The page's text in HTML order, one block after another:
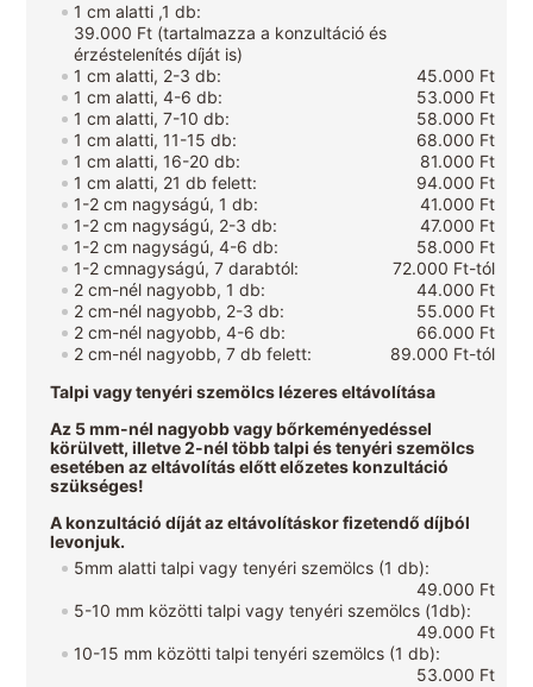
1 cm alatti ,1 db:
39.000 Ft (tartalmazza a konzultáció és
érzéstelenítés díját is)
1 cm alatti, 2-3 db:
45.000 Ft
1 cm alatti, 4-6 db:
53.000 Ft
1 cm alatti, 7-10 db:
58.000 Ft
1 cm alatti, 11-15 db:
68.000 Ft
1 cm alatti, 16-20 db:
81.000 Ft
1 cm alatti, 21 db felett:
94.000 Ft
1-2 cm nagyságú, 1 db:
41.000 Ft
1-2 cm nagyságú, 2-3 db:
47.000 Ft
1-2 cm nagyságú, 4-6 db:
58.000 Ft
1-2 cmnagyságú, 7 darabtól:
72.000 Ft-tól
2 cm-nél nagyobb, 1 db:
44.000 Ft
2 cm-nél nagyobb, 2-3 db:
55.000 Ft
2 cm-nél nagyobb, 4-6 db:
66.000 Ft
2 cm-nél nagyobb, 7 db felett:
89.000 Ft-tól
Talpi vagy tenyéri szemölcs lézeres eltávolítása
Az 5 mm-nél nagyobb vagy bőrkeményedéssel
körülvett, illetve 2-nél több talpi és tenyéri szemölcs
esetében az eltávolítás előtt előzetes konzultáció
szükséges!
A konzultáció díját az eltávolításkor fizetendő díjból
levonjuk.
5mm alatti talpi vagy tenyéri szemölcs (1 db):
49.000 Ft
5-10 mm közötti talpi vagy tenyéri szemölcs (1db):
49.000 Ft
10-15 mm közötti talpi tenyéri szemölcs (1 db):
53.000 Ft